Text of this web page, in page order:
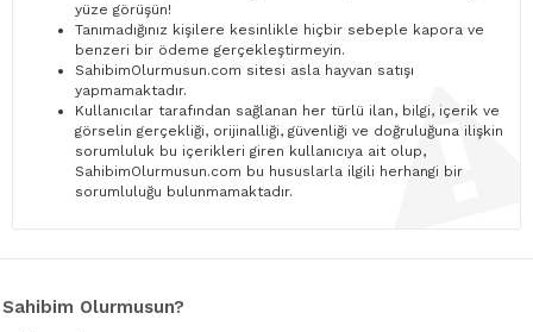
yüze görüşün!
Tanımadığınız kişilere kesinlikle hiçbir sebeple kapora ve
benzeri bir ödeme gerçekleştirmeyin.
SahibimOlurmusun.com sitesi asla hayvan satışı
yapmamaktadır.
Kullanıcılar tarafından sağlanan her türlü ilan, bilgi, içerik ve
görselin gerçekliği, orijinalliği, güvenliği ve doğruluğuna ilişkin
sorumluluk bu içerikleri giren kullanıcıya ait olup,
SahibimOlurmusun.com bu hususlarla ilgili herhangi bir
sorumluluğu bulunmamaktadır.
Sahibim Olurmusun?